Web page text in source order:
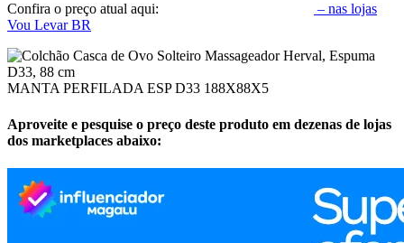
Confira o preço atual aqui:
– nas lojas
Vou Levar BR
MANTA PERFILADA ESP D33 188X88X5
Aproveite e pesquise o preço deste produto em dezenas de lojas
dos marketplaces abaixo: